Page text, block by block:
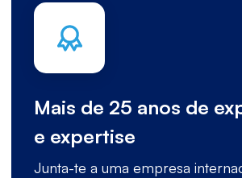
Mais de 25 anos de
e expertise
Junta-te a uma empresa